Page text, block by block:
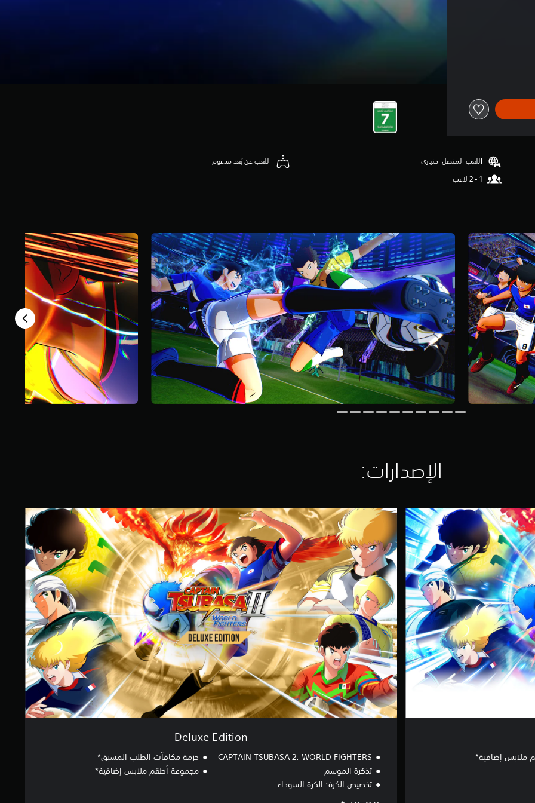
اللعب المتصل اختياري
اللعب عن بُعد مدعوم
الإصدارات:‏
ملابس إضافية*
D
l
u
x
e
d
t
i
o
n
Deluxe Edition
CAPTAIN TSUBASA 2: WORLD FIGHTERS
تذكرة الموسم
تخصيص الكرة: الكرة السوداء
حزمة مكافآت الطلب المسبق*
مجموعة أطقم ملابس إضافية*